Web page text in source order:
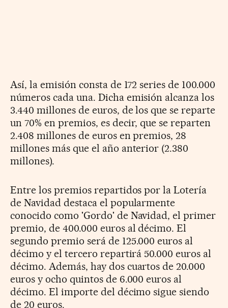
Así, la emisión consta de 172 series de 100.000
números cada una. Dicha emisión alcanza los
3.440 millones de euros, de los que se reparte
un 70% en premios, es decir, que se reparten
2.408 millones de euros en premios, 28
millones más que el año anterior (2.380
millones).
Entre los premios repartidos por la Lotería
de Navidad destaca el popularmente
conocido como 'Gordo' de Navidad, el primer
premio, de 400.000 euros al décimo. El
segundo premio será de 125.000 euros al
décimo y el tercero repartirá 50.000 euros al
décimo. Además, hay dos cuartos de 20.000
euros y ocho quintos de 6.000 euros al
décimo. El importe del décimo sigue siendo
de 20 euros.